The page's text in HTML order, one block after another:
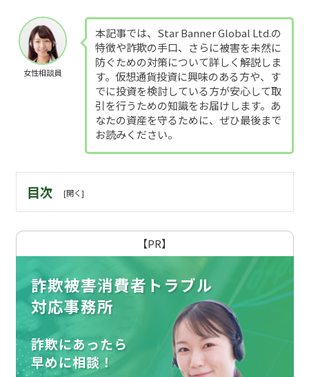
女性相談員
本記事では、Star Banner Global Ltd.の
特徴や詐欺の手口、さらに被害を未然に
防ぐための対策について詳しく解説しま
す。仮想通貨投資に興味のある方や、す
でに投資を検討している方が安心して取
引を行うための知識をお届けします。あ
なたの資産を守るために、ぜひ最後まで
お読みください。
目次
【PR】
詐欺被害消費者トラブル
対応事務所
詐欺にあったら
早めに相談！